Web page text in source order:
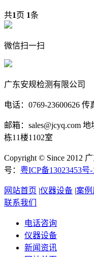
共1页 1条
微信扫一扫
广东安规检测有限公司
电话：0769-23600626 传
邮箱：sales@jcyq.com
栋11楼1102室
Copyright © Since 2012
号： 粤ICP备13023453号-
网站首页 |仪器设备 |案例
联系我们
电话咨询
仪器设备
新闻资讯